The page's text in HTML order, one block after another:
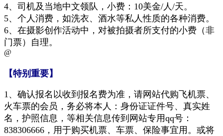
4、司机及当地中文领队，小费：10美金/人/天。
5、个人消费，如洗衣、酒水等私人性质的各种消费。
6、在摄影创作活动中，对被拍摄者所支付的小费（非
门票）自理。
@
【特别重要】
1、确认报名以收到报名费为准，请网站代购飞机票、
火车票的会员，务必将本人：身份证证件号、真实姓
名，护照信息，等相关信息传到网站专用qq号：
838306666，用于购买机票、车票、保险事宜用。或将